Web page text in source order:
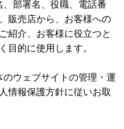
、部署名、役職、電話番
販売店から、お客様への
紹介、お客様に役⽴つと
⽬的に使⽤します。
のウェブサイトの管理・運
情報保護⽅針に従いお取